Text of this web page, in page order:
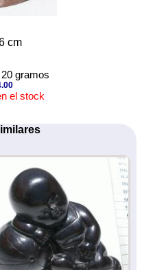
cm
gramos
el stock